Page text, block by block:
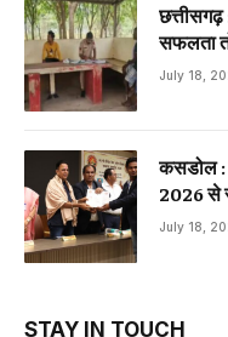
छत्तीसगढ़
सफलता
July 18,
कसडोल :
2026 से
July 18,
STAY IN TOUCH